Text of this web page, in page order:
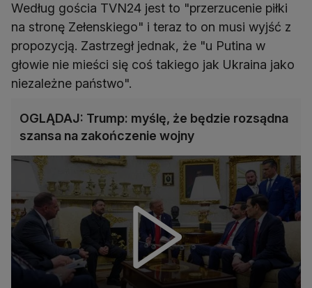
Według gościa TVN24 jest to "przerzucenie piłki
na stronę Zełenskiego" i teraz to on musi wyjść z
propozycją. Zastrzegł jednak, że "u Putina w
głowie nie mieści się coś takiego jak Ukraina jako
niezależne państwo".
OGLĄDAJ: Trump: myślę, że będzie rozsądna
szansa na zakończenie wojny